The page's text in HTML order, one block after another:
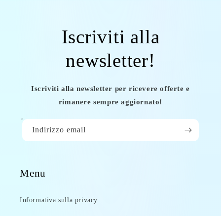
Iscriviti alla
newsletter!
Iscriviti alla newsletter per ricevere offerte e
rimanere sempre aggiornato!
Indirizzo email
Menu
Informativa sulla privacy